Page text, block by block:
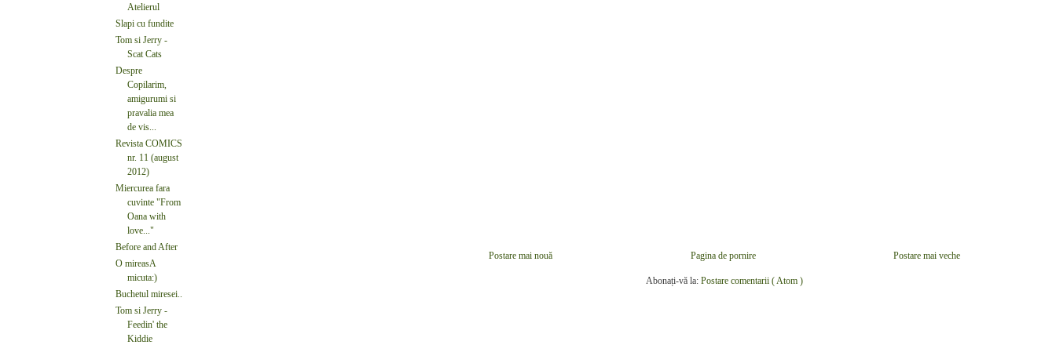
Postare mai nouă Postare mai veche
Pagina de pornire
Abonați-vă la: Postare comentarii ( Atom )
Atelierul
Slapi cu fundite
Tom si Jerry -
Scat Cats
Despre
Copilarim,
amigurumi si
pravalia mea
de vis...
Revista COMICS
nr. 11 (august
2012)
Miercurea fara
cuvinte "From
Oana with
love..."
Before and After
O mireasA
micuta:)
Buchetul miresei..
Tom si Jerry -
Feedin' the
Kiddie